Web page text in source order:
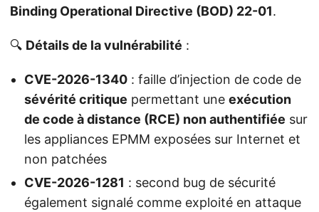
Binding Operational Directive (BOD) 22-01.
🔍 Détails de la vulnérabilité :
CVE-2026-1340 : faille d’injection de code de
sévérité critique permettant une exécution
de code à distance (RCE) non authentifiée sur
les appliances EPMM exposées sur Internet et
non patchées
CVE-2026-1281 : second bug de sécurité
également signalé comme exploité en attaque